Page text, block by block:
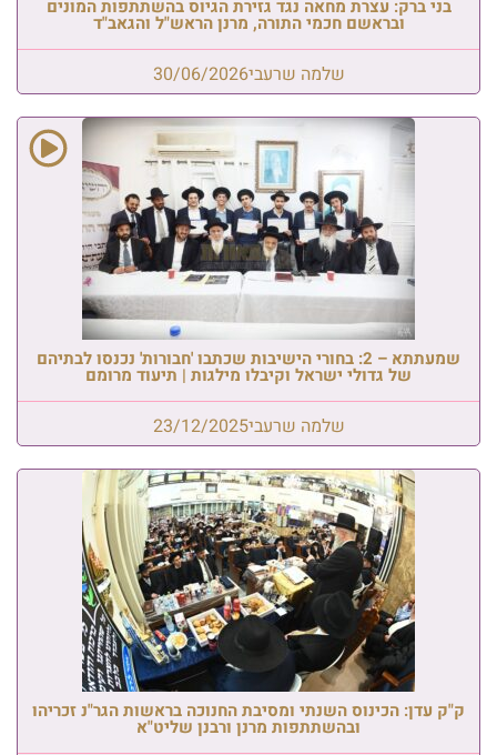
בני ברק: עצרת מחאה נגד גזירת הגיוס בהשתתפות המונים
ובראשם חכמי התורה, מרנן הראש"ל והגאב"ד
שלמה שרעבי30/06/2026
שמעתתא – 2: בחורי הישיבות שכתבו 'חבורות' נכנסו לבתיהם
של גדולי ישראל וקיבלו מילגות | תיעוד מרומם
שלמה שרעבי23/12/2025
ק"ק עדן: הכינוס השנתי ומסיבת החנוכה בראשות הגר"נ זכריהו
ובהשתתפות מרנן ורבנן שליט"א